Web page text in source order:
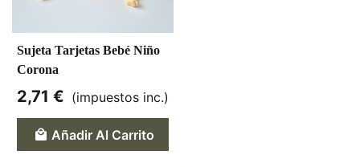
Sujeta Tarjetas Bebé Niño
Corona
2,71 € (impuestos inc.)
Añadir Al Carrito